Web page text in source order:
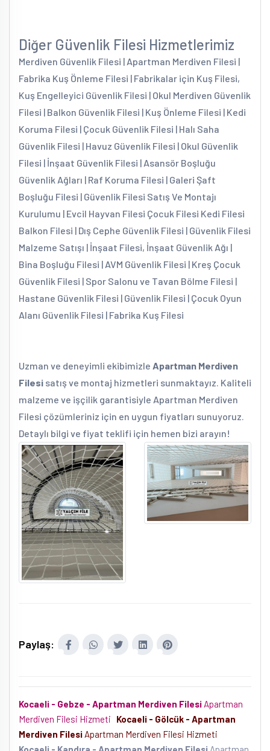
Diğer Güvenlik Filesi Hizmetlerimiz
Merdiven Güvenlik Filesi | Apartman Merdiven Filesi |
Fabrika Kuş Önleme Filesi | Fabrikalar için Kuş Filesi,
Kuş Engelleyici Güvenlik Filesi | Okul Merdiven Güvenlik
Filesi | Balkon Güvenlik Filesi | Kuş Önleme Filesi | Kedi
Koruma Filesi | Çocuk Güvenlik Filesi | Halı Saha
Güvenlik Filesi | Havuz Güvenlik Filesi | Okul Güvenlik
Filesi | İnşaat Güvenlik Filesi | Asansör Boşluğu
Güvenlik Ağları | Raf Koruma Filesi | Galeri Şaft
Boşluğu Filesi | Güvenlik Filesi Satış Ve Montajı
Kurulumu | Evcil Hayvan Filesi Çocuk Filesi Kedi Filesi
Balkon Filesi | Dış Cephe Güvenlik Filesi | Güvenlik Filesi
Malzeme Satışı | İnşaat Filesi, İnşaat Güvenlik Ağı |
Bina Boşluğu Filesi | AVM Güvenlik Filesi | Kreş Çocuk
Güvenlik Filesi | Spor Salonu ve Tavan Bölme Filesi |
Hastane Güvenlik Filesi | Güvenlik Filesi | Çocuk Oyun
Alanı Güvenlik Filesi | Fabrika Kuş Filesi
Uzman ve deneyimli ekibimizle Apartman Merdiven
Filesi satış ve montaj hizmetleri sunmaktayız. Kaliteli
malzeme ve işçilik garantisiyle Apartman Merdiven
Filesi çözümleriniz için en uygun fiyatları sunuyoruz.
Detaylı bilgi ve fiyat teklifi için hemen bizi arayın!
Paylaş:
Kocaeli - Gebze - Apartman Merdiven Filesi Apartman
Merdiven Filesi Hizmeti
Kocaeli - Gölcük - Apartman
Merdiven Filesi Apartman Merdiven Filesi Hizmeti